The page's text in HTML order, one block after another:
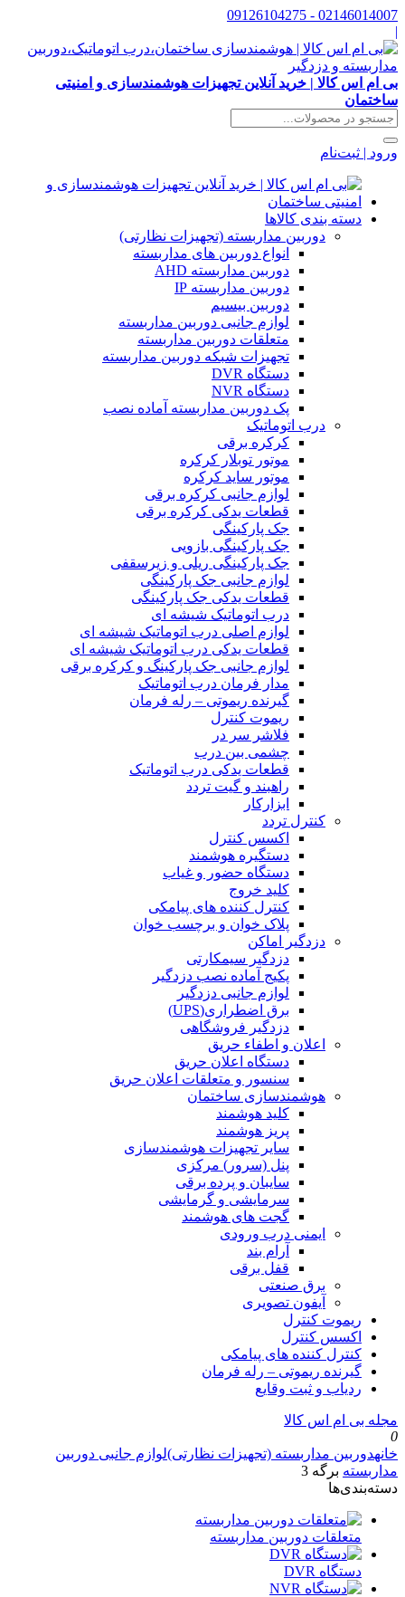
02146014007 - 09126104275
|
بی ام اس کالا | خرید آنلاین تجهیزات هوشمندسازی و امنیتی
ساختمان
ورود | ثبت‌نام
دسته بندی کالاها
دوربین مداربسته (تجهیزات نظارتی)
انواع دوربین های مداربسته
دوربین مداربسته AHD
دوربین مداربسته IP
دوربین بیسیم
لوازم جانبی دوربین مداربسته
متعلقات دوربین مداربسته
تجهیزات شبکه دوربین مداربسته
دستگاه DVR
دستگاه NVR
پک دوربین مداربسته آماده نصب
درب اتوماتیک
کرکره برقی
موتور توبلار کرکره
موتور ساید کرکره
لوازم جانبی کرکره برقی
قطعات یدکی کرکره برقی
جک پارکینگی
جک پارکینگی بازویی
جک پارکینگی ریلی و زیرسقفی
لوازم جانبی جک پارکینگی
قطعات یدکی جک پارکینگی
درب اتوماتیک شیشه ای
لوازم اصلی درب اتوماتیک شیشه ای
قطعات یدکی درب اتوماتیک شیشه ای
لوازم جانبی جک پارکینگ و کرکره برقی
مدار فرمان درب اتوماتیک
گیرنده ریموتی – رله فرمان
ریموت کنترل
فلاشر سر در
چشمی بین درب
قطعات یدکی درب اتوماتیک
راهبند و گیت تردد
ابزارکار
کنترل تردد
اکسس کنترل
دستگیره هوشمند
دستگاه حضور و غیاب
کلید خروج
کنترل کننده های پیامکی
پلاک خوان و برچسب خوان
دزدگیر اماکن
دزدگیر سیمکارتی
پکیج آماده نصب دزدگیر
لوازم جانبی دزدگیر
برق اضطراری(UPS)
دزدگیر فروشگاهی
اعلان و اطفاء حریق
دستگاه اعلان حریق
سنسور و متعلقات اعلان حریق
هوشمندسازی ساختمان
کلید هوشمند
پریز هوشمند
سایر تجهیزات هوشمندسازی
پنل (سرور) مرکزی
سایبان و پرده برقی
سرمایشی و گرمایشی
گجت های هوشمند
ایمنی درب ورودی
آرام بند
قفل برقی
برق صنعتی
آیفون تصویری
ریموت کنترل
اکسس کنترل
کنترل کننده های پیامکی
گیرنده ریموتی – رله فرمان
ردیاب و ثبت وقایع
مجله بی ام اس کالا
0
خانهدوربین مداربسته (تجهیزات نظارتی)لوازم جانبی دوربین
مداربسته برگه 3
دسته‌بندی‌ها
متعلقات دوربین مداربسته
دستگاه DVR